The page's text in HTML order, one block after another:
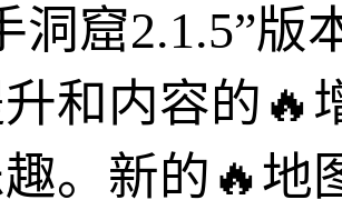
洞窟2.1.5”
和内容的🔥
。新的🔥地